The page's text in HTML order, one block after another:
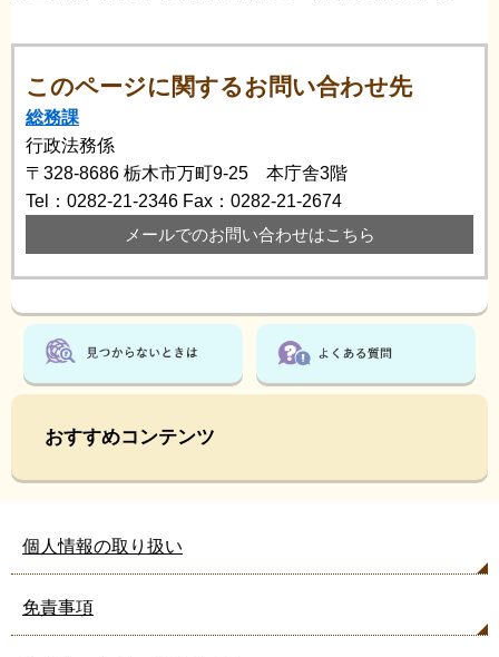
このページに関するお問い合わせ先
総務課
行政法務係
〒328-8686 栃木市万町9-25 本庁舎3階
Tel：0282-21-2346 Fax：0282-21-2674
メールでのお問い合わせはこちら
おすすめコンテンツ
個人情報の取り扱い
免責事項